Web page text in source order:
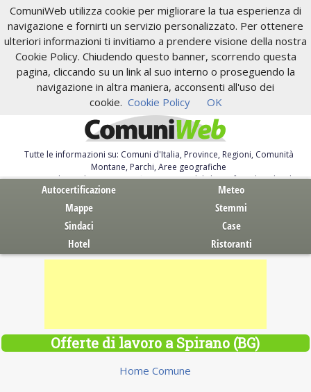
ComuniWeb utilizza cookie per migliorare la tua esperienza di
navigazione e fornirti un servizio personalizzato. Per ottenere
ulteriori informazioni ti invitiamo a prendere visione della nostra
Cookie Policy. Chiudendo questo banner, scorrendo questa
pagina, cliccando su un link al suo interno o proseguendo la
navigazione in altra maniera, acconsenti all'uso dei
cookie. Cookie Policy OK
Tutte le informazioni su: Comuni d'Italia, Province, Regioni, Comunità
Montane, Parchi, Aree geografiche
Servizi al Cittadino. Autocertificazione, moduli, leggi, free download
Autocertificazione
Meteo
Mappe
Stemmi
Sindaci
Case
Hotel
Ristoranti
Offerte di lavoro a Spirano (BG)
Home Comune